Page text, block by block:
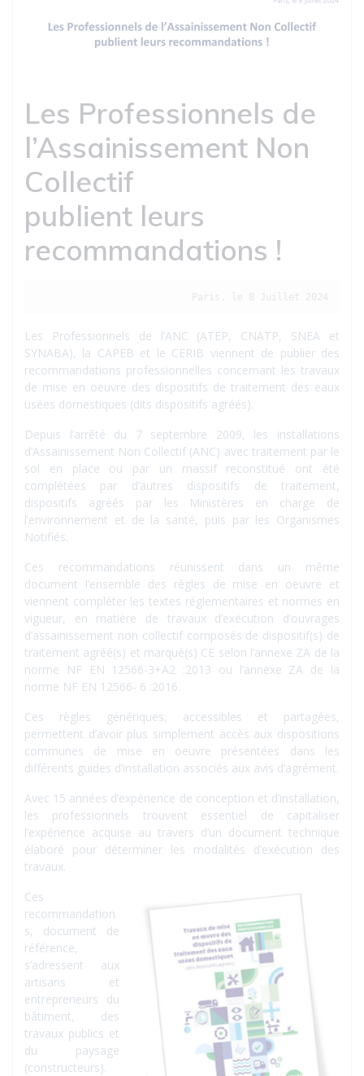
Les Professionnels de
l’Assainissement Non
Collectif
publient leurs
recommandations !
Paris, le 8 Juillet 2024
Les Professionnels de l’ANC (ATEP, CNATP, SNEA et
SYNABA), la CAPEB et le CERIB viennent de publier des
recommandations professionnelles concernant les travaux
de mise en oeuvre des dispositifs de traitement des eaux
usées domestiques (dits dispositifs agréés).
Depuis l’arrêté du 7 septembre 2009, les installations
d’Assainissement Non Collectif (ANC) avec traitement par le
sol en place ou par un massif reconstitué ont été
complétées par d’autres dispositifs de traitement,
dispositifs agréés par les Ministères en charge de
l’environnement et de la santé, puis par les Organismes
Notifiés.
Ces recommandations réunissent dans un même
document l’ensemble des règles de mise en oeuvre et
viennent compléter les textes réglementaires et normes en
vigueur, en matière de travaux d’exécution d’ouvrages
d’assainissement non collectif composés de dispositif(s) de
traitement agréé(s) et marqué(s) CE selon l’annexe ZA de la
norme NF EN 12566-3+A2 :2013 ou l’annexe ZA de la
norme NF EN 12566- 6 :2016.
Ces règles génériques, accessibles et partagées,
permettent d’avoir plus simplement accès aux dispositions
communes de mise en oeuvre présentées dans les
différents guides d’installation associés aux avis d’agrément.
Avec 15 années d’expérience de conception et d’installation,
les professionnels trouvent essentiel de capitaliser
l’expérience acquise au travers d’un document technique
élaboré pour déterminer les modalités d’exécution des
travaux.
Ces
recommandation
s, document de
référence,
s’adressent aux
artisans et
entrepreneurs du
bâtiment, des
travaux publics et
du paysage
(constructeurs).